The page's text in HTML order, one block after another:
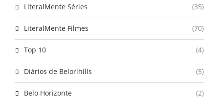
LiteralMente Séries (35)
LiteralMente Filmes (70)
Top 10 (4)
Diários de Belorihills (5)
Belo Horizonte (2)